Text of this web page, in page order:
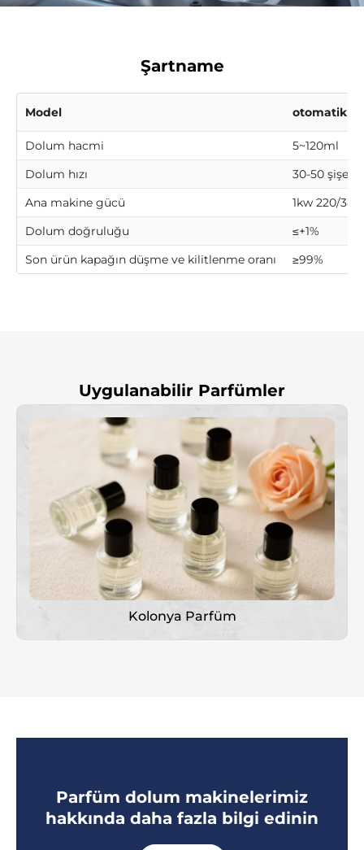
Şartname
Model otomatik
Dolum hacmi
5~120ml
Dolum hızı
30-50 şişe/
Ana makine gücü
1kw 220/
Dolum doğruluğu
≤+1%
Son ürün kapağın düşme ve kilitlenme oranı
≥99%
Uygulanabilir Parfümler
Kolonya Parfüm
Parfüm dolum makinelerimiz
hakkında daha fazla bilgi edinin